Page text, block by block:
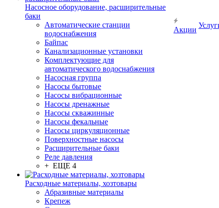
Насосное оборудование, расширительные
баки
Автоматические станции
водоснабжения
Байпас
Канализационные установки
Комплектующие для
автоматического водоснабжения
Насосная группа
Насосы бытовые
Насосы вибрационные
Насосы дренажные
Насосы скважинные
Насосы фекальные
Насосы циркуляционные
Поверхностные насосы
Расширительные баки
Реле давления
+ ЕЩЕ 4
Расходные материалы, хозтовары
Абразивные материалы
Крепеж
Акции